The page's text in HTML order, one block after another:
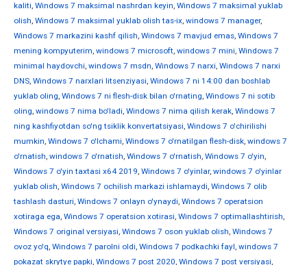
kaliti, Windows 7 maksimal nashrdan keyin, Windows 7 maksimal yuklab
olish, Windows 7 maksimal yuklab olish tas-ix, windows 7 manager,
Windows 7 markazini kashf qilish, Windows 7 mavjud emas, Windows 7
mening kompyuterim, windows 7 microsoft, windows 7 mini, Windows 7
minimal haydovchi, windows 7 msdn, Windows 7 narxi, Windows 7 narxi
DNS, Windows 7 narxlari litsenziyasi, Windows 7 ni 14:00 dan boshlab
yuklab oling, Windows 7 ni flesh-disk bilan o'rnating, Windows 7 ni sotib
oling, windows 7 nima bo'ladi, Windows 7 nima qilish kerak, Windows 7
ning kashfiyotdan so'ng tsiklik konvertatsiyasi, Windows 7 o'chirilishi
mumkin, Windows 7 o'lchami, Windows 7 o'rnatilgan flesh-disk, windows 7
o'rnatish, windows 7 o'rnatish, Windows 7 o'rnatish, Windows 7 o'yin,
Windows 7 o'yin taxtasi x64 2019, Windows 7 o'yinlar, windows 7 o'yinlar
yuklab olish, Windows 7 ochilish markazi ishlamaydi, Windows 7 olib
tashlash dasturi, Windows 7 onlayn o'ynaydi, Windows 7 operatsion
xotiraga ega, Windows 7 operatsion xotirasi, Windows 7 optimallashtirish,
Windows 7 original versiyasi, Windows 7 oson yuklab olish, Windows 7
ovoz yo'q, Windows 7 parolni oldi, Windows 7 podkachki fayl, windows 7
pokazat skrytye papki, Windows 7 post 2020, Windows 7 post versiyasi,